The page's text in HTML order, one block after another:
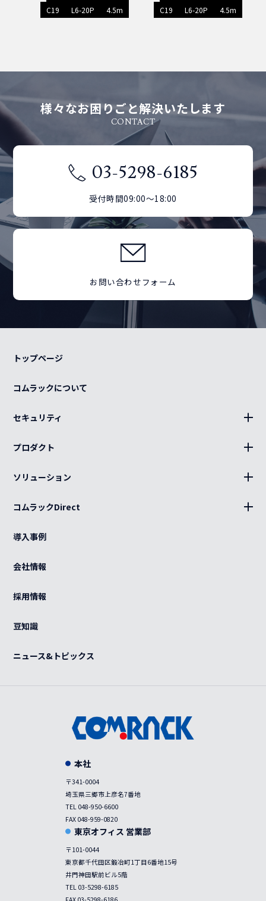
C19
L6-20P 4.5m
C19
L6-20P 4.5m
様々なお困りごと解決いたします
CONTACT
03-5298-6185
受付時間09:00～18:00
お問い合わせフォーム
トップページ
コムラックについて
セキュリティ
プロダクト
キャビネット、部材
分電盤
特注品
OEM
ソリューション
キッティング
熱対策
カスタマイズ
感染症対策
コムラックDirect
カート
ご利用ガイド
導入事例
会社情報
採用情報
豆知識
ニュース&トピックス
本社
〒341-0004
埼玉県三郷市上彦名7番地
TEL 048-950-6600
FAX 048-959-0820
東京オフィス 営業部
〒101-0044
東京都千代田区鍛冶町1丁目6番地15号
井門神田駅前ビル5階
TEL 03-5298-6185